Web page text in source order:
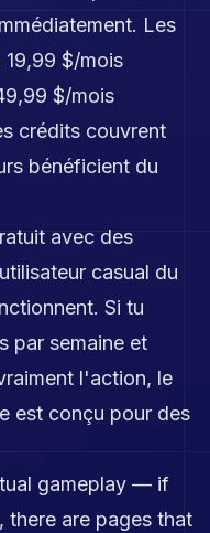
Les
19,99 $/mois
$/mois
crédits couvrent
bénéficient du
avec des
casual du
Si tu
par semaine et
l'action, le
est conçu pour des
gameplay — if
, there are pages that